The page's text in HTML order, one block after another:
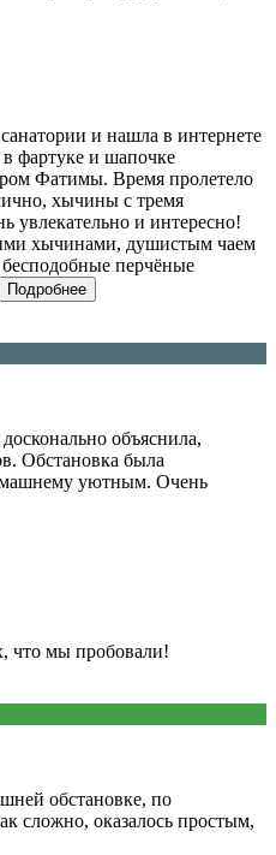
и нашла в интернете
в фартуке и шапочке
Фатимы. Время пролетело
хычины с тремя
увлекательно и интересно!
хычинами, душистым чаем
перчёные
Подробнее
объяснила,
Обстановка была
уютным. Очень
что мы пробовали!
обстановке, по
сложно, оказалось простым,